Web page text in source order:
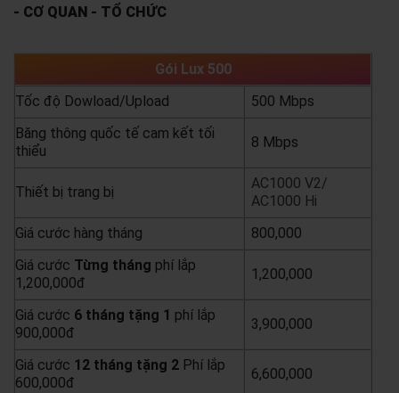
- CƠ QUAN - TỔ CHỨC
Gói Lux 500
Tốc độ Dowload/Upload
500 Mbps
Băng thông quốc tế cam kết tối
thiểu
8 Mbps
Thiết bị trang bị
AC1000 V2/
AC1000 Hi
Giá cước hàng tháng
800,000
Giá cước Từng tháng phí lắp
1,200,000đ
1,200,000
Giá cước 6 tháng tặng 1 phí lắp
900,000đ
3,900,000
Giá cước 12 tháng tặng 2 Phí lắp
600,000đ
6,600,000